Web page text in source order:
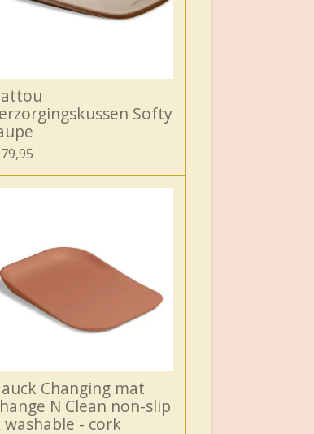
Softy
Changing mat
N Clean non-slip
washable - cork